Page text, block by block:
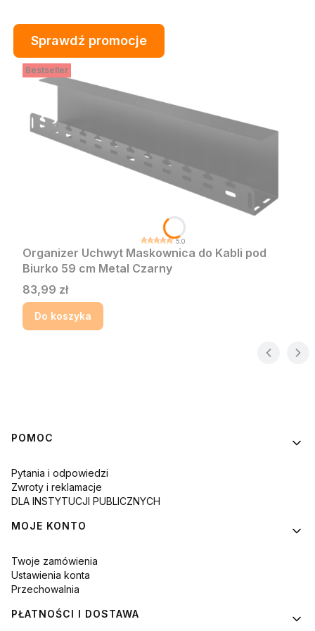
Sprawdź promocje
Bestseller
5.0
Organizer Uchwyt Maskownica do Kabli pod
Biurko 59 cm Metal Czarny
Cena
83,99 zł
Do koszyka
Linki w stopce
POMOC
Pytania i odpowiedzi
Zwroty i reklamacje
DLA INSTYTUCJI PUBLICZNYCH
MOJE KONTO
Twoje zamówienia
Ustawienia konta
Przechowalnia
PŁATNOŚCI I DOSTAWA